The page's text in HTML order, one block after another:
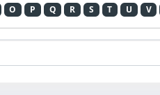
O P Q R S T U V